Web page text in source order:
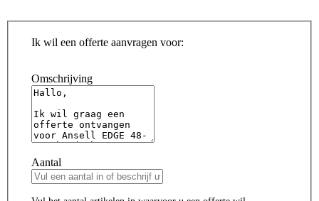
Ik wil een offerte aanvragen voor:
Omschrijving
Aantal